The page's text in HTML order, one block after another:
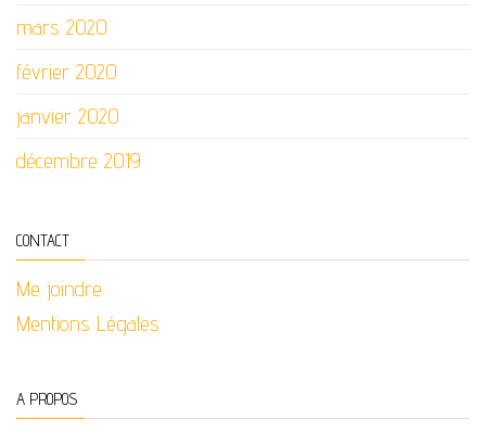
mars 2020
février 2020
janvier 2020
décembre 2019
CONTACT
Me joindre
Mentions Légales
A PROPOS